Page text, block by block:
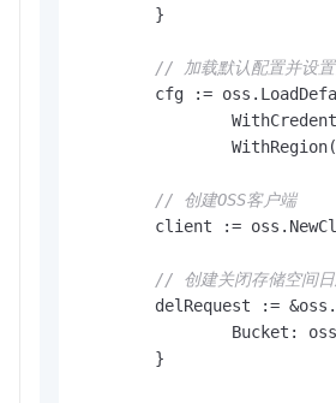
// 加载默认配置并设置
// 创建OSS客户端
// 创建关闭存储空间日
Bucket: